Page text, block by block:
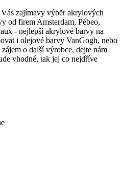
zajímavy výběr akrylových
od firem Amsterdam, Pébeo,
- nejlepší akrylové barvy na
i olejové barvy VanGogh, nebo
o další výrobce, dejte nám
vhodné, tak jej co nejdříve